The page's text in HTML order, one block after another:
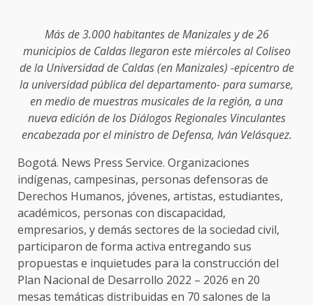
Más de 3.000 habitantes de Manizales y de 26
municipios de Caldas llegaron este miércoles al Coliseo
de la Universidad de Caldas (en Manizales) -epicentro de
la universidad pública del departamento- para sumarse,
en medio de muestras musicales de la región, a una
nueva edición de los Diálogos Regionales Vinculantes
encabezada por el ministro de Defensa, Iván Velásquez.
Bogotá. News Press Service. Organizaciones
indígenas, campesinas, personas defensoras de
Derechos Humanos, jóvenes, artistas, estudiantes,
académicos, personas con discapacidad,
empresarios, y demás sectores de la sociedad civil,
participaron de forma activa entregando sus
propuestas e inquietudes para la construcción del
Plan Nacional de Desarrollo 2022 – 2026 en 20
mesas temáticas distribuidas en 70 salones de la